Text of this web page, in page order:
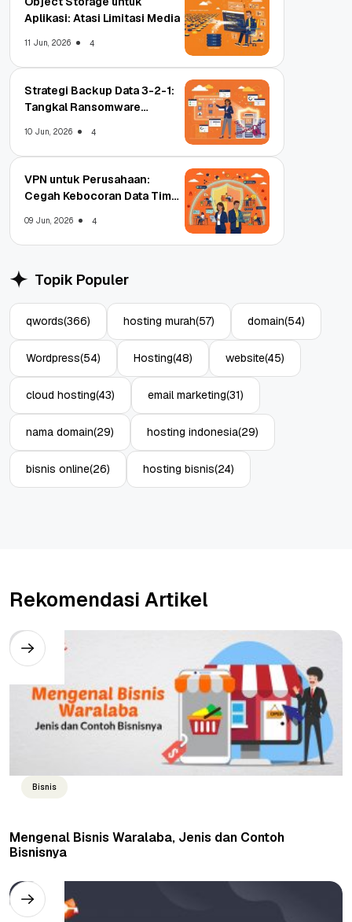
Aplikasi: Atasi Limitasi Media
11 Jun, 2026 4
Strategi Backup Data 3-2-1:
Tangkal Ransomware
10 Jun, 2026 4
VPN untuk Perusahaan:
Cegah Kebocoran Data Tim
09 Jun, 2026 4
Topik Populer
qwords(366) hosting murah(57) domain(54)
Wordpress(54) Hosting(48) website(45)
cloud hosting(43) email marketing(31)
nama domain(29) hosting indonesia(29)
bisnis online(26) hosting bisnis(24)
Rekomendasi Artikel
Bisnis
Mengenal Bisnis Waralaba, Jenis dan Contoh
Bisnisnya